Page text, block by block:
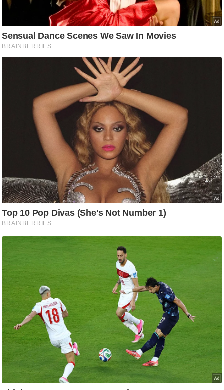
ई
चा
य
प
ष
प्र
भु
म
हि
मा
ध
स्थ
ल
व्र
त
त्यो
र